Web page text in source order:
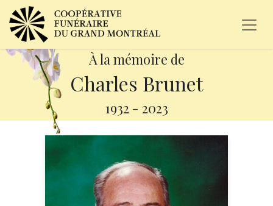
À la mémoire de
Charles Brunet
1932 - 2023